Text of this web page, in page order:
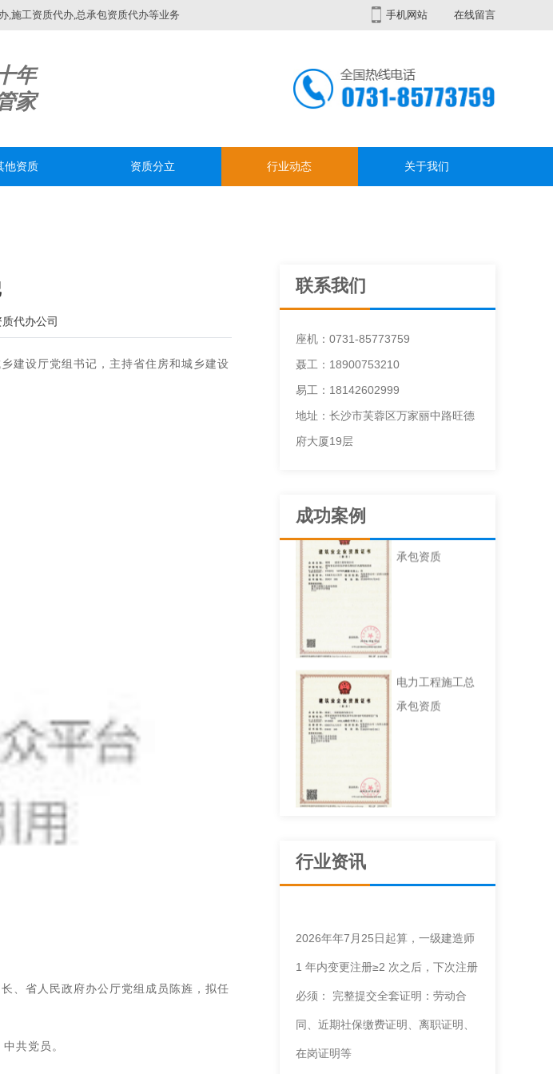
,施工资质代办,总承包资质代办等业务 手机网站 在线留言
年
家
他资质 资质分立 行业动态 关于我们
代办公司
建设厅党组书记，主持省住房和城乡建设
、省人民政府办公厅党组成员陈旌，拟任
共党员。
联系我们
座机：0731-85773759
聂工：18900753210
易工：18142602999
地址：长沙市芙蓉区万家丽中路旺德
府大厦19层
成功案例
承包资质
电力工程施工总
承包资质
施工劳务不分等
级
行业资讯
2026年年7月25日起算，一级建造师
1 年内变更注册≥2 次之后，下次注册
必须： 完整提交全套证明：劳动合
同、近期社保缴费证明、离职证明、
在岗证明等